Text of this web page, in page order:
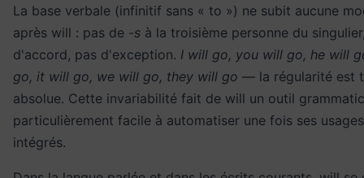
La base verbale (infinitif sans « to ») ne subit aucune
après will : pas de -s à la troisième personne du
d'accord, pas d'exception. I will go, you will go, he will
go, it will go, we will go, they will go — la régularité est
absolue. Cette invariabilité fait de will un outil
particulièrement facile à automatiser une fois ses
intégrés.